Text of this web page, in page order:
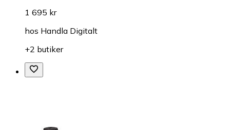
1 695 kr
hos Handla Digitalt
+2 butiker